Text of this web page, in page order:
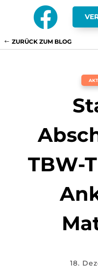

ZURÜCK ZUM BLOG
TBW-
18.